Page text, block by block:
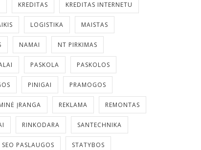
KREDITAS KREDITAS INTERNETU
LOGISTIKA MAISTAS
NAMAI NT PIRKIMAS
PASKOLA PASKOLOS
PINIGAI PRAMOGOS
ĮRANGA REKLAMA REMONTAS
RINKODARA SANTECHNIKA
SEO PASLAUGOS STATYBOS